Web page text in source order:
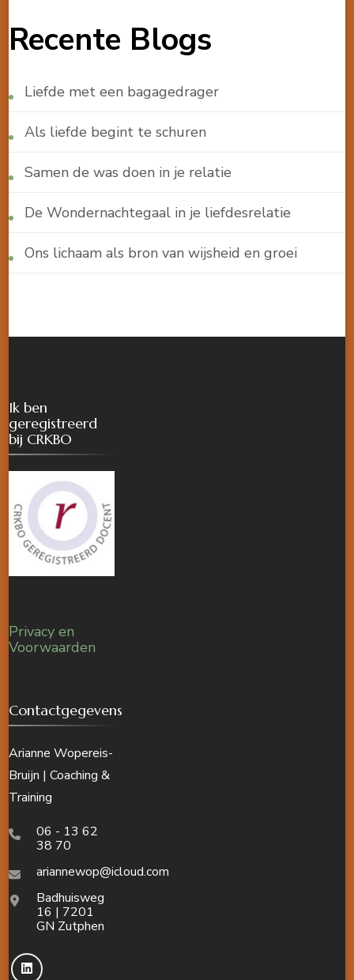
Recente Blogs
Liefde met een bagagedrager
Als liefde begint te schuren
Samen de was doen in je relatie
De Wondernachtegaal in je liefdesrelatie
Ons lichaam als bron van wijsheid en groei
Ik ben
geregistreerd
bij CRKBO
Privacy en
Voorwaarden
Contactgegevens
Arianne Wopereis-
Bruijn | Coaching &
Training
06 - 13 62
38 70
ariannewop@icloud.com
Badhuisweg
16 | 7201
GN Zutphen